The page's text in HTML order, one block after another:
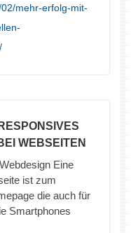
mehr-erfolg-mit-
WEBSEITEN
Eine
ist zum
die auch für
Smartphones